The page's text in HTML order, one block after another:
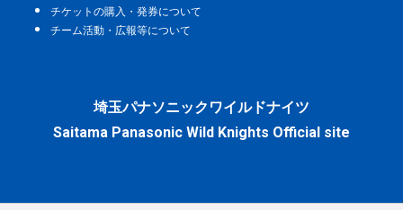
チケットの購入・発券について
チーム活動・広報等について
埼玉パナソニックワイルドナイツ
Saitama Panasonic Wild Knights Official site